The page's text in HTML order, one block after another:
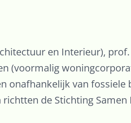
en Interieur), prof.
(voormalig
onafhankelijk van
de Stichting Samen